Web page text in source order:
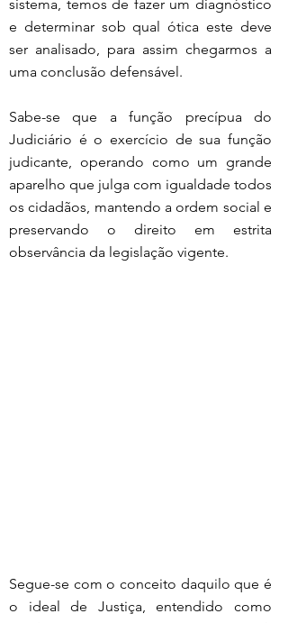
sistema, temos de fazer um diagnóstico
e determinar sob qual ótica este deve
ser analisado, para assim chegarmos a
uma conclusão defensável.
Sabe-se que a função precípua do
Judiciário é o exercício de sua função
judicante, operando como um grande
aparelho que julga com igualdade todos
os cidadãos, mantendo a ordem social e
preservando o direito em estrita
observância da legislação vigente.
Segue-se com o conceito daquilo que é
o ideal de Justiça, entendido como